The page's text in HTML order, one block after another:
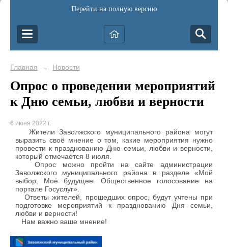
Перейти на полную версию
Главная → Новости
Опрос о проведении мероприятий
к Дню семьи, любви и верности
6 июня 2022 г.
Жители Заволжского муниципального района могут
выразить своё мнение о том, какие мероприятия нужно
провести к празднованию Дню семьи, любви и верности,
который отмечается 8 июля.
Опрос можно пройти на сайте администрации
Заволжского муниципального района в разделе «Мой
выбор, Моё будущее. Общественное голосование на
портале Госуслуг».
Ответы жителей, прошедших опрос, будут учтены при
подготовке мероприятий к празднованию Дня семьи,
любви и верности!
Нам важно ваше мнение!